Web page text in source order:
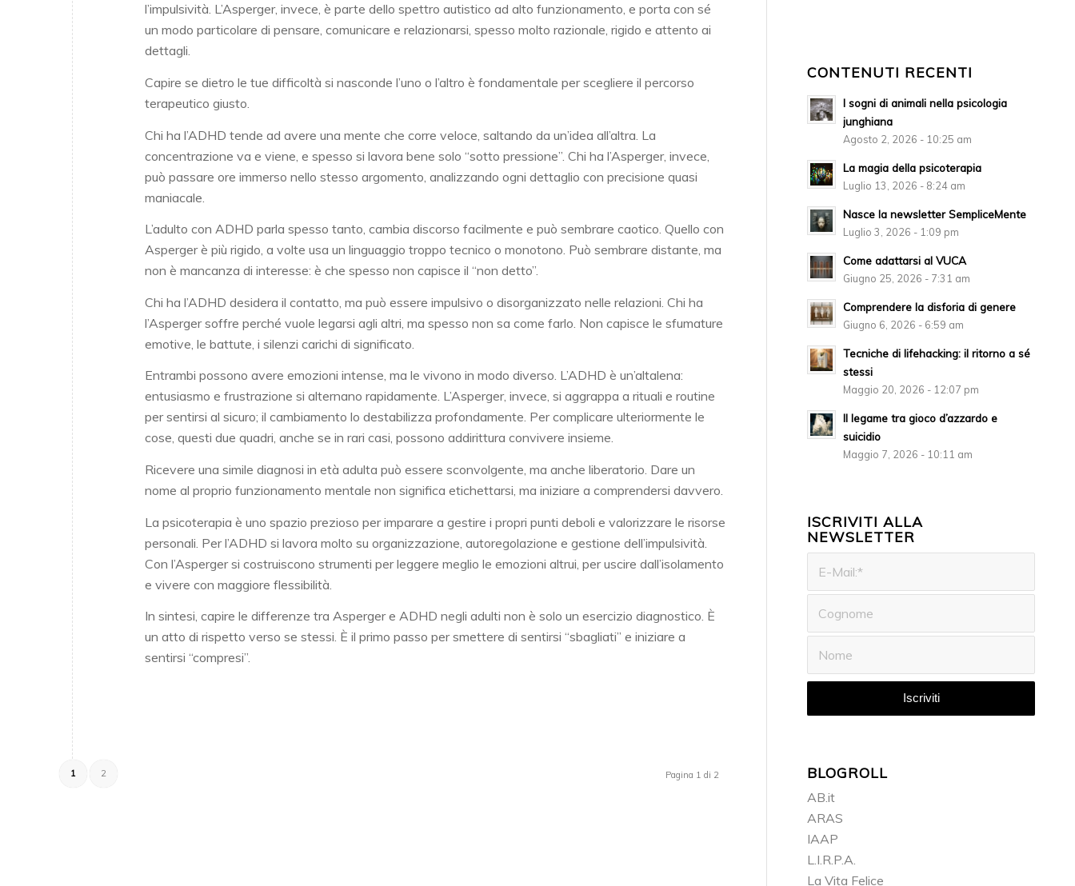
l’impulsività. L’Asperger, invece, è parte dello spettro autistico ad alto funzionamento, e porta con sé
un modo particolare di pensare, comunicare e relazionarsi, spesso molto razionale, rigido e attento ai
dettagli.
Capire se dietro le tue difficoltà si nasconde l’uno o l’altro è fondamentale per scegliere il percorso
terapeutico giusto.
Chi ha l’ADHD tende ad avere una mente che corre veloce, saltando da un’idea all’altra. La
concentrazione va e viene, e spesso si lavora bene solo “sotto pressione”. Chi ha l’Asperger, invece,
può passare ore immerso nello stesso argomento, analizzando ogni dettaglio con precisione quasi
maniacale.
L’adulto con ADHD parla spesso tanto, cambia discorso facilmente e può sembrare caotico. Quello con
Asperger è più rigido, a volte usa un linguaggio troppo tecnico o monotono. Può sembrare distante, ma
non è mancanza di interesse: è che spesso non capisce il “non detto”.
Chi ha l’ADHD desidera il contatto, ma può essere impulsivo o disorganizzato nelle relazioni. Chi ha
l’Asperger soffre perché vuole legarsi agli altri, ma spesso non sa come farlo. Non capisce le sfumature
emotive, le battute, i silenzi carichi di significato.
Entrambi possono avere emozioni intense, ma le vivono in modo diverso. L’ADHD è un’altalena:
entusiasmo e frustrazione si alternano rapidamente. L’Asperger, invece, si aggrappa a rituali e routine
per sentirsi al sicuro; il cambiamento lo destabilizza profondamente. Per complicare ulteriormente le
cose, questi due quadri, anche se in rari casi, possono addirittura convivere insieme.
Ricevere una simile diagnosi in età adulta può essere sconvolgente, ma anche liberatorio. Dare un
nome al proprio funzionamento mentale non significa etichettarsi, ma iniziare a comprendersi davvero.
La psicoterapia è uno spazio prezioso per imparare a gestire i propri punti deboli e valorizzare le risorse
personali. Per l’ADHD si lavora molto su organizzazione, autoregolazione e gestione dell’impulsività.
Con l’Asperger si costruiscono strumenti per leggere meglio le emozioni altrui, per uscire dall’isolamento
e vivere con maggiore flessibilità.
In sintesi, capire le differenze tra Asperger e ADHD negli adulti non è solo un esercizio diagnostico. È
un atto di rispetto verso se stessi. È il primo passo per smettere di sentirsi “sbagliati” e iniziare a
sentirsi “compresi”.
Pagina 1 di 2
1 2
CONTENUTI RECENTI
I sogni di animali nella psicologia
junghiana
Agosto 2, 2026 - 10:25 am
La magia della psicoterapia
Luglio 13, 2026 - 8:24 am
Nasce la newsletter SempliceMente
Luglio 3, 2026 - 1:09 pm
Come adattarsi al VUCA
Giugno 25, 2026 - 7:31 am
Comprendere la disforia di genere
Giugno 6, 2026 - 6:59 am
Tecniche di lifehacking: il ritorno a sé
stessi
Maggio 20, 2026 - 12:07 pm
Il legame tra gioco d’azzardo e
suicidio
Maggio 7, 2026 - 10:11 am
ISCRIVITI ALLA
NEWSLETTER
BLOGROLL
AB.it
ARAS
IAAP
L.I.R.P.A.
La Vita Felice